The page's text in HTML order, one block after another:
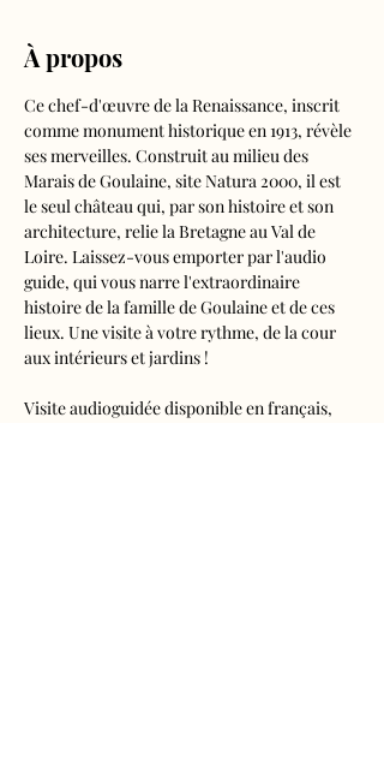
À propos
Ce chef-d'œuvre de la Renaissance, inscrit
comme monument historique en 1913, révèle
ses merveilles. Construit au milieu des
Marais de Goulaine, site Natura 2000, il est
le seul château qui, par son histoire et son
architecture, relie la Bretagne au Val de
Loire. Laissez-vous emporter par l'audio
guide, qui vous narre l'extraordinaire
histoire de la famille de Goulaine et de ces
lieux. Une visite à votre rythme, de la cour
aux intérieurs et jardins !
Visite audioguidée disponible en français,